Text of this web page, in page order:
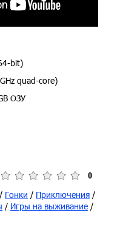
bit)
quad-core)
ОЗУ
0
/ Гонки / Приключения /
/ Игры на выживание /